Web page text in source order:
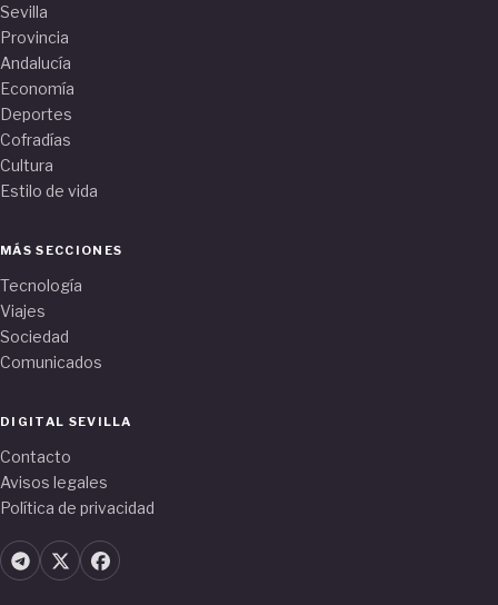
Sevilla
Provincia
Andalucía
Economía
Deportes
Cofradías
Cultura
Estilo de vida
MÁS SECCIONES
Tecnología
Viajes
Sociedad
Comunicados
DIGITAL SEVILLA
Contacto
Avisos legales
Política de privacidad